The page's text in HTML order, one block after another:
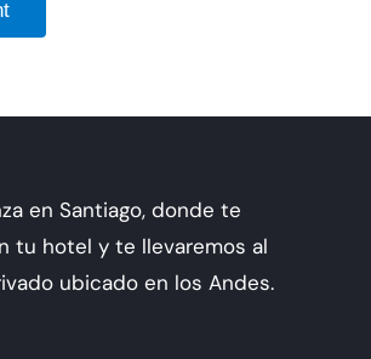
en Santiago, donde te
tu hotel y te llevaremos al
ubicado en los Andes.